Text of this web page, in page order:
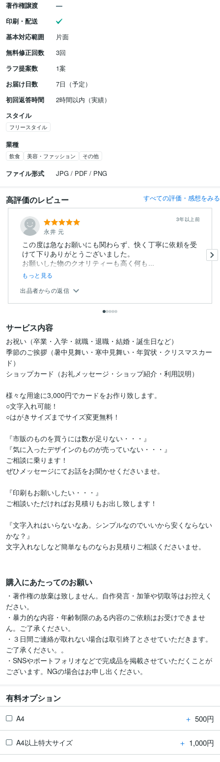
著作権譲渡
印刷・配送
基本対応範囲
片面
無料修正回数
3回
ラフ提案数
1案
お届け日数
7日（予定）
初回返答時間
2時間以内（実績）
スタイル
フリースタイル
業種
飲食 美容・ファッション その他
ファイル形式 JPG / PDF / PNG
高評価のレビュー すべての評価・感想をみる
永井 元
3年以上前
この度は急なお願いにも関わらず、快く丁寧に依頼を受
けて下りありがとうございました。
お願いした物のクオリティーも高く何も...
もっと見る
出品者からの返信
サービス内容
お祝い（卒業・入学・就職・退職・結婚・誕生日など）
季節のご挨拶（暑中見舞い・寒中見舞い・年賀状・クリスマスカー
ド）
ショップカード（お礼メッセージ・ショップ紹介・利用説明）
様々な用途に3,000円でカードをお作り致します。
○文字入れ可能！
○はがきサイズまでサイズ変更無料！
『市販のものを買うには数が足りない・・・』
『気に入ったデザインのものが売っていない・・・』
ご相談に乗ります！
ぜひメッセージにてお話をお聞かせくださいませ。
『印刷もお願いしたい・・・』
ご相談いただければお見積りもお出し致します！
『文字入れはいらないなあ。シンプルなのでいいから安くならない
かな？』
文字入れなしなど簡単なものならお見積りご相談くださいませ。
購入にあたってのお願い
・著作権の放棄は致しません。自作発言・加筆や切取等はお控えく
ださい。
・暴力的な内容・年齢制限のある内容のご依頼はお受けできませ
ん。ご了承ください。
・３日間ご連絡が取れない場合は取引終了とさせていただきます。
ご了承ください。。
・SNSやポートフォリオなどで完成品を掲載させていただくことが
ございます。NGの場合はお申し出ください。
有料オプション
A4 ＋ 500円
A4以上特大サイズ ＋ 1,000円